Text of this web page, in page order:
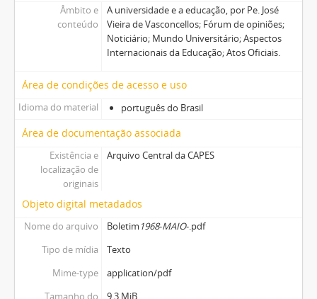
Âmbito e
conteúdo
A universidade e a educação, por Pe. José
Vieira de Vasconcellos; Fórum de opiniões;
Noticiário; Mundo Universitário; Aspectos
Internacionais da Educação; Atos Oficiais.
Área de condições de acesso e uso
Idioma do material português do Brasil
Área de documentação associada
Existência e
localização de
originais
Arquivo Central da CAPES
Objeto digital metadados
Nome do arquivo Boletim 1968-MAIO-.pdf
Tipo de mídia
Texto
Mime-type
application/pdf
Tamanho do
9.3 MiB